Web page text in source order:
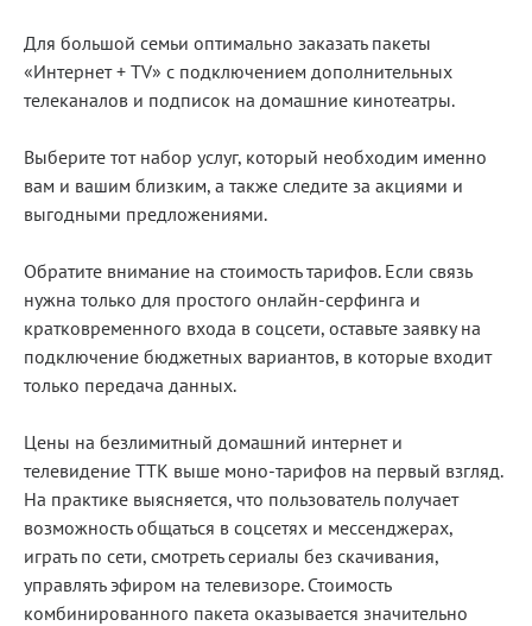
Для большой семьи оптимально заказать пакеты
«Интернет + TV» с подключением дополнительных
телеканалов и подписок на домашние кинотеатры.
Выберите тот набор услуг, который необходим именно
вам и вашим близким, а также следите за акциями и
выгодными предложениями.
Обратите внимание на стоимость тарифов. Если связь
нужна только для простого онлайн-серфинга и
кратковременного входа в соцсети, оставьте заявку на
подключение бюджетных вариантов, в которые входит
только передача данных.
Цены на безлимитный домашний интернет и
телевидение ТТК выше моно‑тарифов на первый взгляд.
На практике выясняется, что пользователь получает
возможность общаться в соцсетях и мессенджерах,
играть по сети, смотреть сериалы без скачивания,
управлять эфиром на телевизоре. Стоимость
комбинированного пакета оказывается значительно